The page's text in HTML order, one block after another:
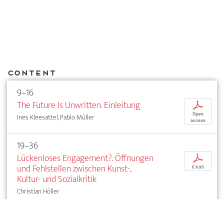
Content
9–16
The Future Is Unwritten. Einleitung
Ines Kleesattel, Pablo Müller
p
Open
access
19–36
Lückenloses Engagement?. Öffnungen
und Fehlstellen zwischen Kunst-,
Kultur- und Sozialkritik
Christian Höller
p
€ 9,95